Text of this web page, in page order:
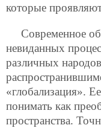
которые
Современное
невиданных
различных
«глобализация».
понимать как
пространства.